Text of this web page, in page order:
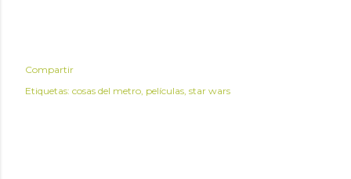
Compartir
Etiquetas: cosas del metro películas star wars